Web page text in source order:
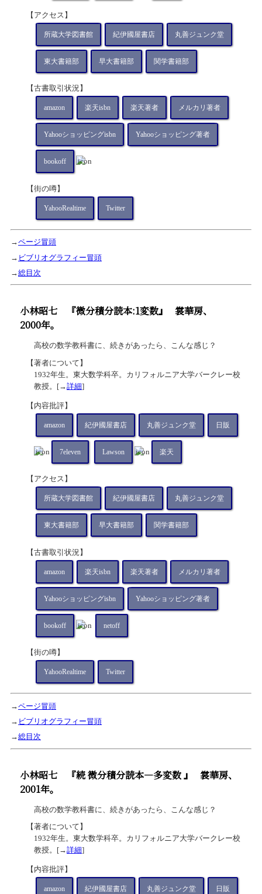
【アクセス】
所蔵大学図書館 紀伊國屋書店 丸善ジュンク堂
東大書籍部 早大書籍部 関学書籍部
【古書取引状況】
amazon 楽天isbn 楽天著者 メルカリ著者
Yahooショッピングisbn Yahooショッピング著者
bookoff
【街の噂】
YahooRealtime Twitter
→ページ冒頭
→ ビブリオグラフィー冒頭
→総目次
小林昭七 『微分積分読本:1変数』
裳華房、
2000年。
高校の数学教科書に、続きがあったら、こんな感じ？
【著者について】
1932年生。東大数学科卒。カリフォルニア大学バークレー校
教授。[→詳細]
【内容批評】
amazon 紀伊國屋書店 丸善ジュンク堂 日販
7eleven Lawson 楽天
【アクセス】
所蔵大学図書館 紀伊國屋書店 丸善ジュンク堂
東大書籍部 早大書籍部 関学書籍部
【古書取引状況】
amazon 楽天isbn 楽天著者 メルカリ著者
Yahooショッピングisbn Yahooショッピング著者
bookoff netoff
【街の噂】
YahooRealtime Twitter
→ページ冒頭
→ ビブリオグラフィー冒頭
→総目次
小林昭七 『続 微分積分読本―多変数 』
裳華房、
2001年。
高校の数学教科書に、続きがあったら、こんな感じ？
【著者について】
1932年生。東大数学科卒。カリフォルニア大学バークレー校
教授。[→詳細]
【内容批評】
amazon 紀伊國屋書店 丸善ジュンク堂 日販